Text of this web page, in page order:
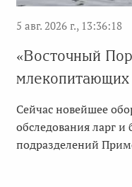
5 авг. 2026 г., 13:36:18
«Восточный
млекопитающих
Сейчас новейшее
обследования ларг и
подразделений